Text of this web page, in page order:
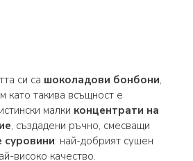
си са шоколадови бонбони,
като такива всъщност е
малки концентрати на
, създадени ръчно, смесващи
суровини: най-добрият сушен
високо качество.